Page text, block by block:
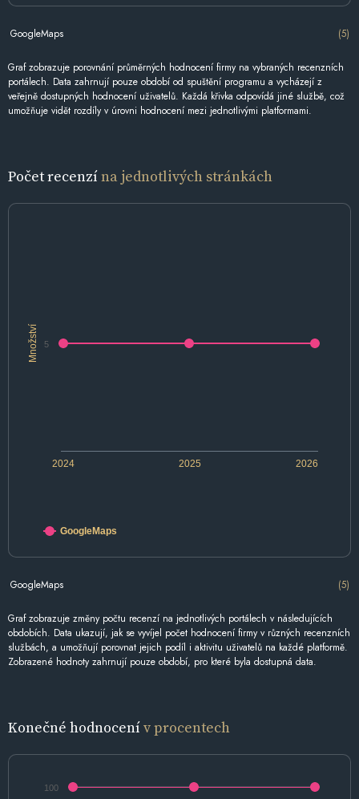
GoogleMaps (5)
Graf zobrazuje porovnání průměrných hodnocení firmy na vybraných recenzních
portálech. Data zahrnují pouze období od spuštění programu a vycházejí z
veřejně dostupných hodnocení uživatelů. Každá křivka odpovídá jiné službě, což
umožňuje vidět rozdíly v úrovni hodnocení mezi jednotlivými platformami.
Počet recenzína jednotlivých stránkách
Množství
2024 2025 2026
5
GoogleMaps
GoogleMaps (5)
Graf zobrazuje změny počtu recenzí na jednotlivých portálech v následujících
obdobích. Data ukazují, jak se vyvíjel počet hodnocení firmy v různých recenzních
službách, a umožňují porovnat jejich podíl i aktivitu uživatelů na každé platformě.
Zobrazené hodnoty zahrnují pouze období, pro které byla dostupná data.
Konečné hodnocenív procentech
100